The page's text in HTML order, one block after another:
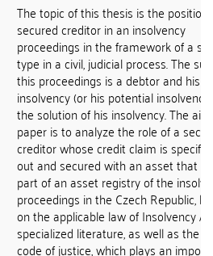
The topic of this thesis is the position
secured creditor in an insolvency
proceedings in the framework of a
type in a civil, judicial process. The
this proceedings is a debtor and his
insolvency (or his potential
the solution of his insolvency. The
paper is to analyze the role of a
creditor whose credit claim is
out and secured with an asset that
part of an asset registry of the
proceedings in the Czech Republic,
on the applicable law of Insolvency
specialized literature, as well as the
code of justice, which plays an